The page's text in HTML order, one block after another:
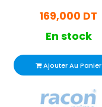
169,000 DT
En stock
Ajouter Au Panier